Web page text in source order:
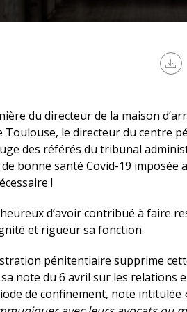
HOSPITALISATION
du directeur de la maison
le directeur du centre
des référés du tribunal
bonne santé Covid-19 imposée
!
d’avoir contribué à faire
et rigueur sa fonction.
pénitentiaire supprime
note du 6 avril sur les relations
de confinement, note intitulée